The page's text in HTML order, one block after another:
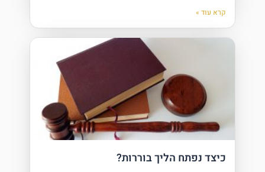
קרא עוד »
כיצד נפתח הליך בוררות?